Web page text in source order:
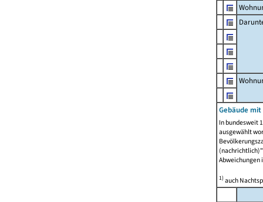
Gebäude
In bundesweit
ausgewählt
Abweichungen
1)auch